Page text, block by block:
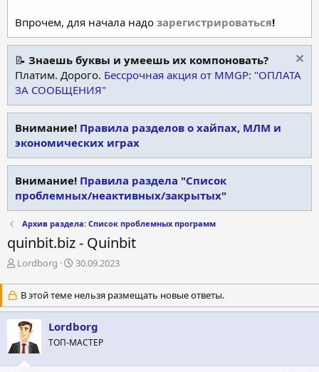
Впрочем, для начала надо зарегистрироваться!
📝 Знаешь буквы и умеешь их компоновать?
Платим. Дорого. Бессрочная акция от MMGP: "ОПЛАТА
ЗА СООБЩЕНИЯ"
Внимание! Правила разделов о хайпах, МЛМ и
экономических играх
Внимание! Правила раздела "Список
проблемных/неактивных/закрытых"
Архив раздела: Список проблемных программ
quinbit.biz - Quinbit
А
т
о
р
т
е
м
ы
Lordborg
Д
т
а
н
а
ч
л
30.09.2023
В этой теме нельзя размещать новые ответы.
Lordborg
ТОП-МАСТЕР